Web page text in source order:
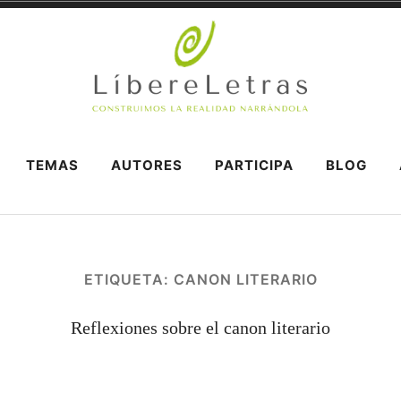
TEMAS AUTORES PARTICIPA BLOG
ETIQUETA: CANON LITERARIO
Reflexiones sobre el canon literario